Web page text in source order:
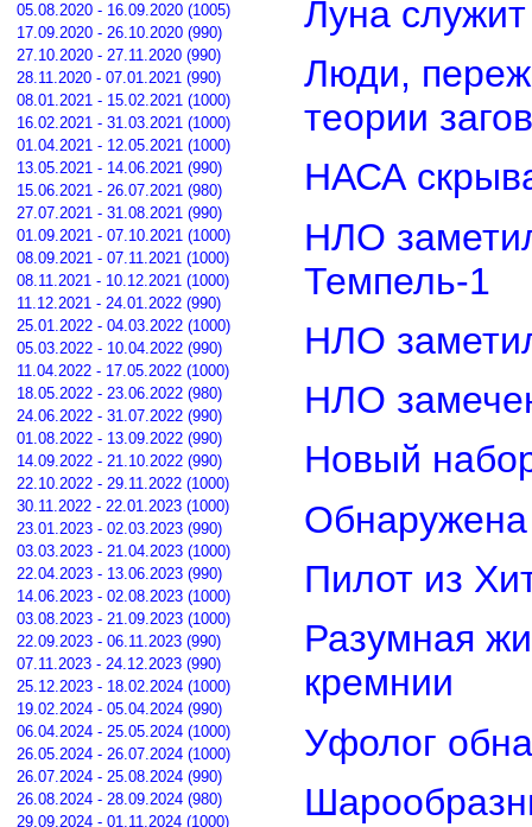
05.08.2020 - 16.09.2020 (1005)
17.09.2020 - 26.10.2020 (990)
27.10.2020 - 27.11.2020 (990)
28.11.2020 - 07.01.2021 (990)
08.01.2021 - 15.02.2021 (1000)
16.02.2021 - 31.03.2021 (1000)
01.04.2021 - 12.05.2021 (1000)
13.05.2021 - 14.06.2021 (990)
15.06.2021 - 26.07.2021 (980)
27.07.2021 - 31.08.2021 (990)
01.09.2021 - 07.10.2021 (1000)
08.09.2021 - 07.11.2021 (1000)
08.11.2021 - 10.12.2021 (1000)
11.12.2021 - 24.01.2022 (990)
25.01.2022 - 04.03.2022 (1000)
05.03.2022 - 10.04.2022 (990)
11.04.2022 - 17.05.2022 (1000)
18.05.2022 - 23.06.2022 (980)
24.06.2022 - 31.07.2022 (990)
01.08.2022 - 13.09.2022 (990)
14.09.2022 - 21.10.2022 (990)
22.10.2022 - 29.11.2022 (1000)
30.11.2022 - 22.01.2023 (1000)
23.01.2023 - 02.03.2023 (990)
03.03.2023 - 21.04.2023 (1000)
22.04.2023 - 13.06.2023 (990)
14.06.2023 - 02.08.2023 (1000)
03.08.2023 - 21.09.2023 (1000)
22.09.2023 - 06.11.2023 (990)
07.11.2023 - 24.12.2023 (990)
25.12.2023 - 18.02.2024 (1000)
19.02.2024 - 05.04.2024 (990)
06.04.2024 - 25.05.2024 (1000)
26.05.2024 - 26.07.2024 (1000)
26.07.2024 - 25.08.2024 (990)
26.08.2024 - 28.09.2024 (980)
29.09.2024 - 01.11.2024 (1000)
Луна
Люди,
теории
НАСА
НЛО
Темпель-1
НЛО
НЛО
Новый
Обнаружена
Пилот из
Разумная
кремнии
Уфолог